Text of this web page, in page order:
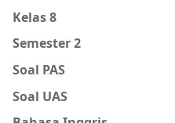
Kelas 8
Semester 2
Soal PAS
Soal UAS